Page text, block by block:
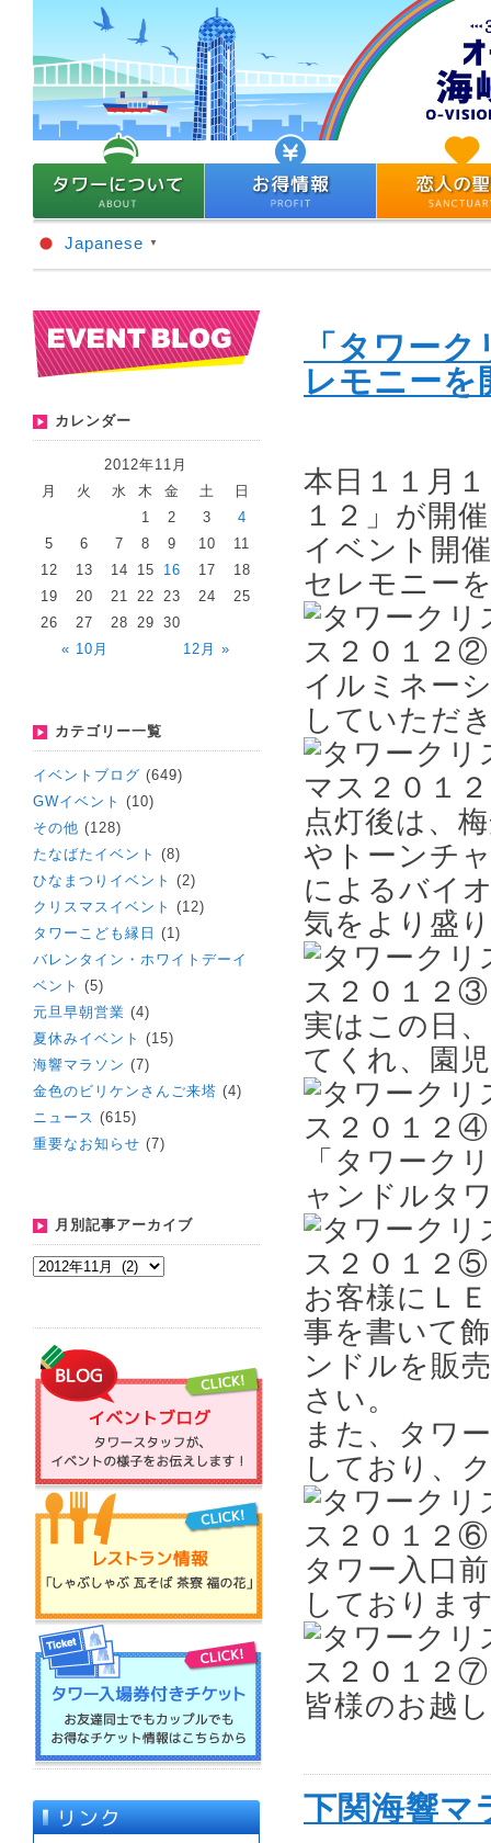
Japanese ▼
カレンダー
2012年11月
月
火 水 木 金 土 日
« 10月 12月 »
1 2 3
4
5
6 7 8 9 10
11
12
13 14 15 16 17
18
19
20 21 22 23 24
25
26
27 28 29 30
カテゴリー一覧
イベントブログ (649)
GWイベント (10)
その他 (128)
たなばたイベント (8)
ひなまつりイベント (2)
クリスマスイベント (12)
タワーこども縁日 (1)
バレンタイン・ホワイトデーイ
ベント (5)
元旦早朝営業 (4)
夏休みイベント (15)
海響マラソン (7)
金色のビリケンさんご来塔 (4)
ニュース (615)
重要なお知らせ (7)
月別記事アーカイブ
「タワー
レモニーを
本日１１月
１２」が開
イベント開
セレモニー
イルミネー
していただ
点灯後は、
やトーンチ
によるバイ
気をより盛
実はこの日
てくれ、園
「タワーク
ャンドルタ
お客様にＬ
事を書いて
ンドルを販
さい。
また、タワ
しており、
タワー入口
しておりま
皆様のお越
下関海響マ